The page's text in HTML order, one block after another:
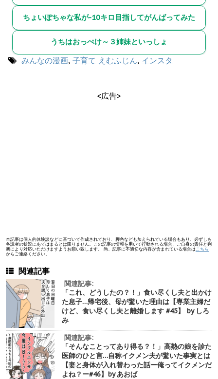
ちょいぽちゃな私が-10キロ目指してがんばってみた
うちはおっぺけ～３姉妹といっしょ
みんなの漫画, 子育て えむふじん, インスタ
<広告>
本記事は個人的体験談などに基づいて作成されており、脚色なども加えられている場合もあり、必ずしも
各読者の状況にあてはまるとは限りません。この記事の情報を用いて行動される場合、ご自身の責任と判
断により対応いただけますようお願い致します。 尚、記事に不適切な内容が含まれている場合は こちら
からご連絡ください。
関連記事
関連記事:
「これ、どうしたの？！」食い尽くし夫と出かけ
た息子…帰宅後、母が驚いた理由は【専業主婦だ
けど、食い尽くし夫と離婚します #45】 by しろ
み
関連記事:
「そんなことってあり得る？！」高熱の娘を診た
医師のひと言…自称イクメン夫が驚いた事実とは
【妻と身体が入れ替わった話ー俺ってイクメンだ
よね？ー#46】by あおば